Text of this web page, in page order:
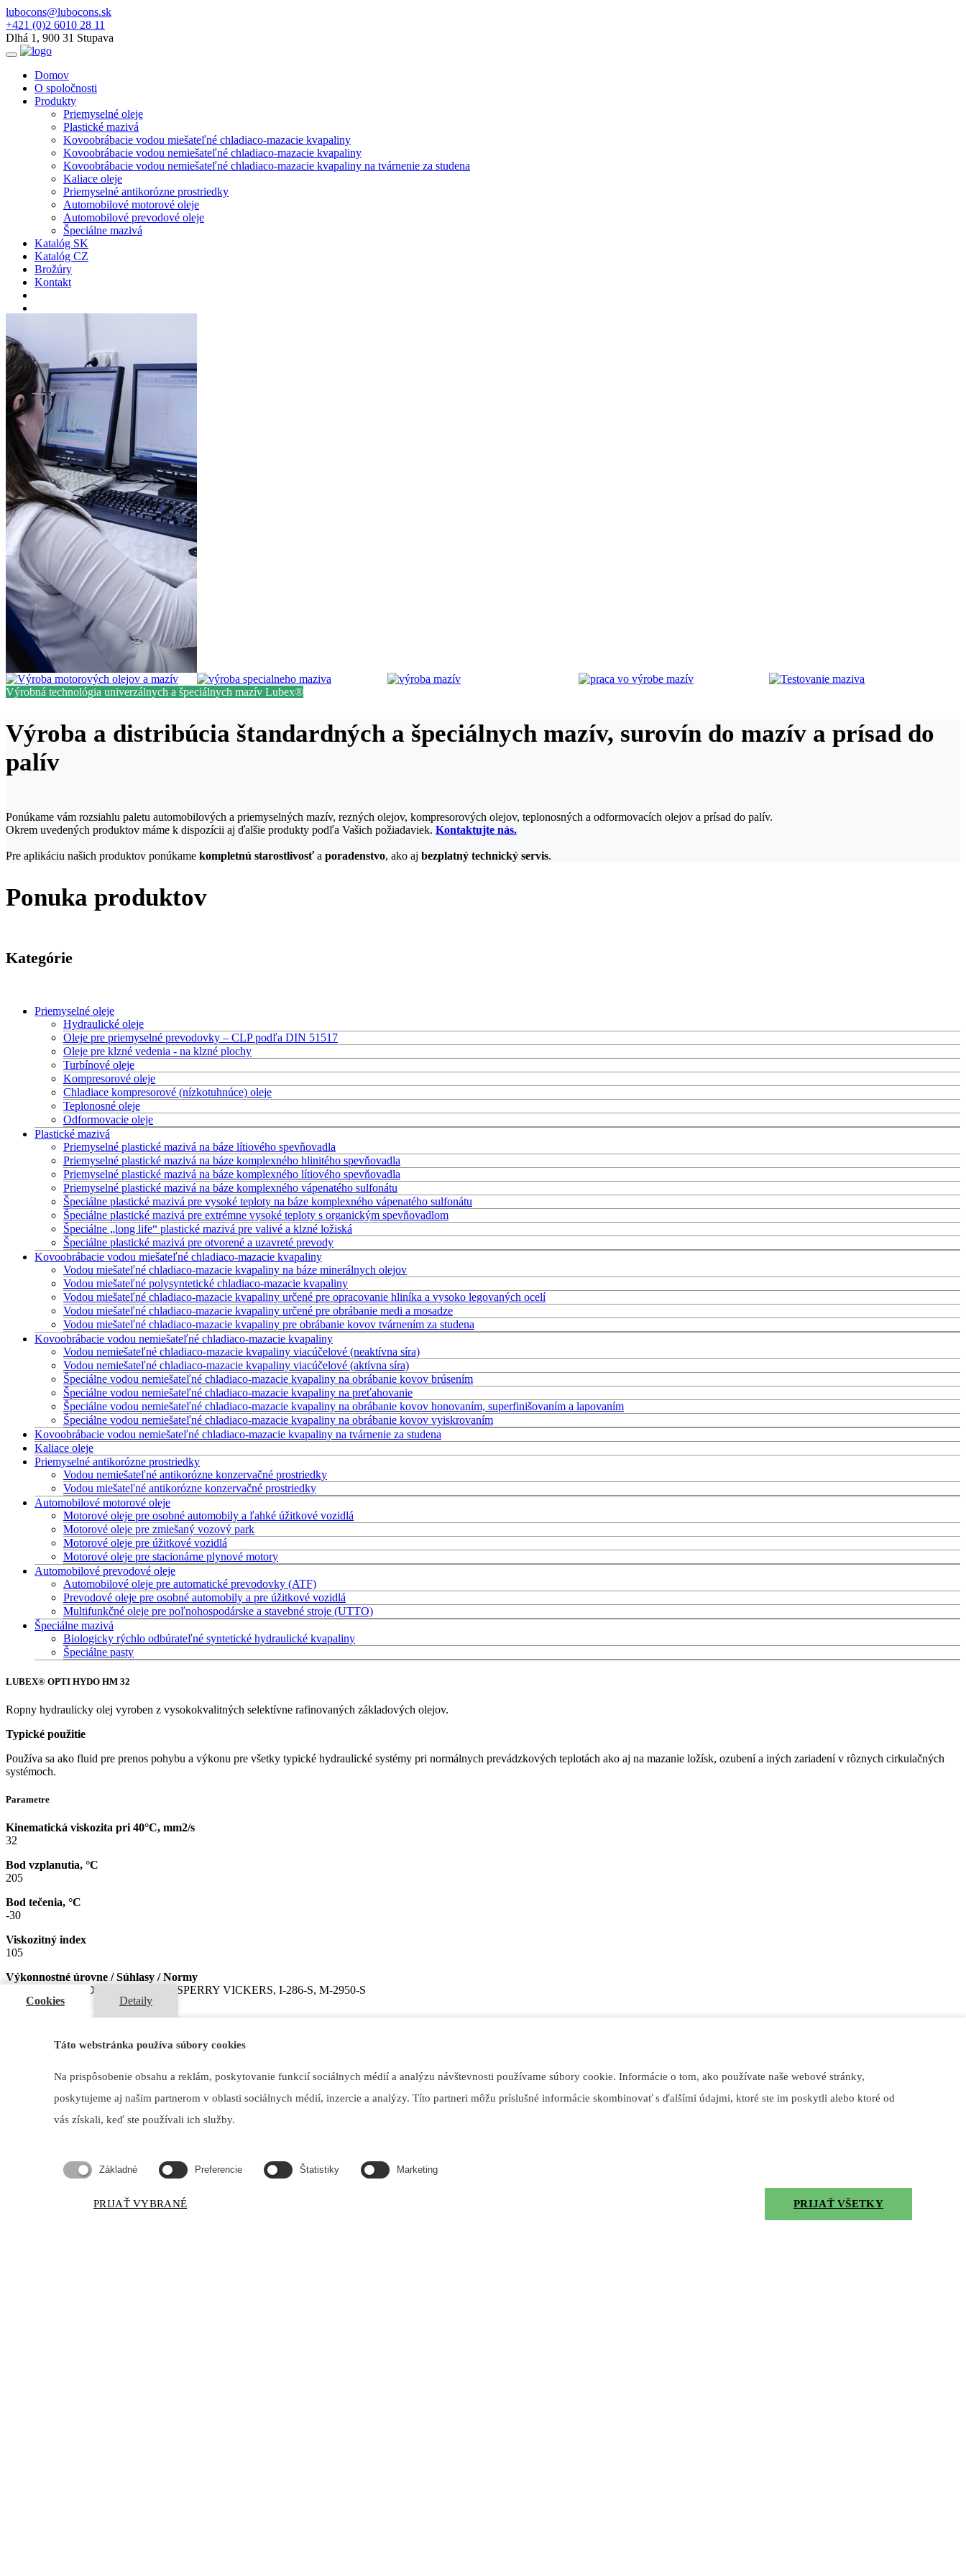
lubocons@lubocons.sk
+421 (0)2 6010 28 11
Dlhá 1, 900 31 Stupava
Domov
O spoločnosti
Produkty
Priemyselné oleje
Plastické mazivá
Kovoobrábacie vodou miešateľné chladiaco-mazacie kvapaliny
Kovoobrábacie vodou nemiešateľné chladiaco-mazacie kvapaliny
Kovoobrábacie vodou nemiešateľné chladiaco-mazacie kvapaliny na tvárnenie za studena
Kaliace oleje
Priemyselné antikorózne prostriedky
Automobilové motorové oleje
Automobilové prevodové oleje
Špeciálne mazivá
Katalóg SK
Katalóg CZ
Brožúry
Kontakt
Výrobná technológia univerzálnych a špeciálnych mazív Lubex®
Výroba a distribúcia štandardných a špeciálnych mazív, surovín do mazív a prísad do
palív
Ponúkame vám rozsiahlu paletu automobilových a priemyselných mazív, rezných olejov, kompresorových olejov, teplonosných a odformovacích olejov a prísad do palív.
Okrem uvedených produktov máme k dispozícii aj ďalšie produkty podľa Vašich požiadaviek. Kontaktujte nás.
Pre aplikáciu našich produktov ponúkame kompletnú starostlivosťa poradenstvo, ako aj bezplatný technický servis.
Ponuka produktov
Kategórie
Priemyselné oleje
Hydraulické oleje
Oleje pre priemyselné prevodovky – CLP podľa DIN 51517
Oleje pre klzné vedenia - na klzné plochy
Turbínové oleje
Kompresorové oleje
Chladiace kompresorové (nízkotuhnúce) oleje
Teplonosné oleje
Odformovacie oleje
Plastické mazivá
Priemyselné plastické mazivá na báze lítiového spevňovadla
Priemyselné plastické mazivá na báze komplexného hlinitého spevňovadla
Priemyselné plastické mazivá na báze komplexného lítiového spevňovadla
Priemyselné plastické mazivá na báze komplexného vápenatého sulfonátu
Špeciálne plastické mazivá pre vysoké teploty na báze komplexného vápenatého sulfonátu
Špeciálne plastické mazivá pre extrémne vysoké teploty s organickým spevňovadlom
Špeciálne „long life“ plastické mazivá pre valivé a klzné ložiská
Špeciálne plastické mazivá pre otvorené a uzavreté prevody
Kovoobrábacie vodou miešateľné chladiaco-mazacie kvapaliny
Vodou miešateľné chladiaco-mazacie kvapaliny na báze minerálnych olejov
Vodou miešateľné polysyntetické chladiaco-mazacie kvapaliny
Vodou miešateľné chladiaco-mazacie kvapaliny určené pre opracovanie hliníka a vysoko legovaných ocelí
Vodou miešateľné chladiaco-mazacie kvapaliny určené pre obrábanie medi a mosadze
Vodou miešateľné chladiaco-mazacie kvapaliny pre obrábanie kovov tvárnením za studena
Kovoobrábacie vodou nemiešateľné chladiaco-mazacie kvapaliny
Vodou nemiešateľné chladiaco-mazacie kvapaliny viacúčelové (neaktívna síra)
Vodou nemiešateľné chladiaco-mazacie kvapaliny viacúčelové (aktívna síra)
Špeciálne vodou nemiešateľné chladiaco-mazacie kvapaliny na obrábanie kovov brúsením
Špeciálne vodou nemiešateľné chladiaco-mazacie kvapaliny na preťahovanie
Špeciálne vodou nemiešateľné chladiaco-mazacie kvapaliny na obrábanie kovov honovaním, superfinišovaním a lapovaním
Špeciálne vodou nemiešateľné chladiaco-mazacie kvapaliny na obrábanie kovov vyiskrovaním
Kovoobrábacie vodou nemiešateľné chladiaco-mazacie kvapaliny na tvárnenie za studena
Kaliace oleje
Priemyselné antikorózne prostriedky
Vodou nemiešateľné antikorózne konzervačné prostriedky
Vodou miešateľné antikorózne konzervačné prostriedky
Automobilové motorové oleje
Motorové oleje pre osobné automobily a ľahké úžitkové vozidlá
Motorové oleje pre zmiešaný vozový park
Motorové oleje pre úžitkové vozidlá
Motorové oleje pre stacionárne plynové motory
Automobilové prevodové oleje
Automobilové oleje pre automatické prevodovky (ATF)
Prevodové oleje pre osobné automobily a pre úžitkové vozidlá
Multifunkčné oleje pre poľnohospodárske a stavebné stroje (UTTO)
Špeciálne mazivá
Biologicky rýchlo odbúrateľné syntetické hydraulické kvapaliny
Špeciálne pasty
LUBEX® OPTI HYDO HM 32
Ropny hydraulicky olej vyroben z vysokokvalitných selektívne rafinovaných základových olejov.
Typické použitie
Používa sa ako fluid pre prenos pohybu a výkonu pre všetky typické hydraulické systémy pri normálnych prevádzkových teplotách ako aj na mazanie ložísk, ozubení a iných zariadení v rôznych cirkulačných
systémoch.
Parametre
Kinematická viskozita pri 40°C, mm2/s
32
Bod vzplanutia, °C
205
Bod tečenia, °C
-30
Viskozitný index
105
Výkonnostné úrovne / Súhlasy / Normy
ISO 6743/4 HM, DIN 51524/2 HLP, SPERRY VICKERS, I-286-S, M-2950-S
LUBEX® OPTI HYDO HM 46
Ropny hydraulicky olej vyroben z vysokokvalitných selektívne rafinovaných základových olejov.
Typické použitie
Používa sa ako fluid pre prenos pohybu a výkonu pre všetky typické hydraulické systémy pri normálnych prevádzkových teplotách ako aj na mazanie ložísk, ozubení a iných zariadení v rôznych cirkulačných
Cookies Detaily
Táto webstránka používa súbory cookies
Na prispôsobenie obsahu a reklám, poskytovanie funkcií sociálnych médií a analýzu návštevnosti používame súbory cookie. Informácie o tom, ako používate naše webové stránky,
poskytujeme aj našim partnerom v oblasti sociálnych médií, inzercie a analýzy. Títo partneri môžu príslušné informácie skombinovať s ďalšími údajmi, ktoré ste im poskytli alebo ktoré od
vás získali, keď ste používali ich služby.
Základné Preferencie Štatistiky Marketing
PRIJAŤ VYBRANÉ PRIJAŤ VŠETKY